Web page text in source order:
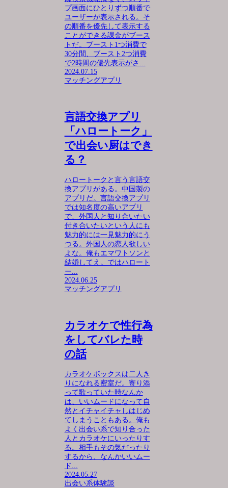
プ画面にひとりずつ順番で
ユーザーが表示される。そ
の順番を優先して表示する
ことができる課金がブース
トだ。ブースト1つ消費で
30分間、ブースト2つ消費
で2時間の優先表示がさ...
2024.07.15
マッチングアプリ
言語交換アプリ
「ハロートーク」
で出会い厨はでき
る？
ハロートークと言う言語交
換アプリがある。中国製の
アプリだ。言語交換アプリ
では知名度の高いアプリ
で、外国人と知り合いたい
付き合いたいという人にも
魅力的には一見魅力的にう
つる。外国人の恋人欲しい
よな。俺もエマワトソンと
結婚してえ。ではハロート
ー...
2024.06.25
マッチングアプリ
カラオケで性行為
をしてバレた時
の話
カラオケボックスは二人き
りになれる密室だ。寄り添
って歌っていた時なんか
は、いいムードになって自
然とイチャイチャしはじめ
てしまうこともある。俺も
よく出会い系で知り合った
人とカラオケにいったりす
る。相手もその気だったり
するから、なんかいいムー
ド...
2024.05.27
出会い系体験談